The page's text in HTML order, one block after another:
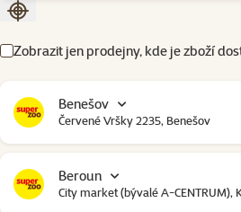
Seřadit podle aktuální polohy
Zobrazit jen prodejny, kde je zboží
Benešov
Červené Vršky 2235, Benešov
Beroun
City market (bývalé A-CENTRUM),